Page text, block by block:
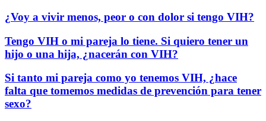
¿Voy a vivir menos, peor o con dolor si tengo VIH?
Tengo VIH o mi pareja lo tiene. Si quiero tener un
hijo o una hija, ¿nacerán con VIH?
Si tanto mi pareja como yo tenemos VIH, ¿hace
falta que tomemos medidas de prevención para tener
sexo?